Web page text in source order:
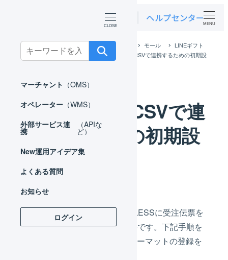
Search
for:
マーチャント （OMS）
オペレーター （WMS）
外部サービス連
携
（APIな
ど）
New運用アイデア集
よくある質問
お知らせ
ログイン
MENU
外部サービス連携（APIなど） モール
LINEギフト
LINEギフト CSVで連携
LINEギフト CSVで連携するための初期設
LINEギフト CSVで連
携するための初期設
はじめてLINEギフトからLOGILESSに受注伝票を
取り込む場合、初期設定が必要です。下記手順を
参照し、LOGILESSにCSVフォーマットの登録を